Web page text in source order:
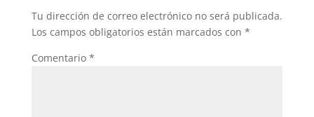
Tu dirección de correo electrónico no será publicada.
Los campos obligatorios están marcados con *
Comentario *